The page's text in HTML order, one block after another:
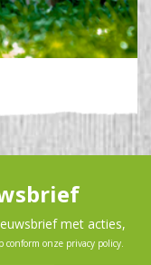
met acties,
conform onze privacy policy.